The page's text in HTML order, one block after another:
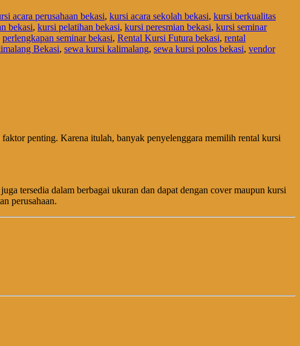
acara perusahaan bekasi, kursi acara sekolah bekasi, kursi berkualitas
bekasi, kursi pelatihan bekasi, kursi peresmian bekasi, kursi seminar
perlengkapan seminar bekasi, Rental Kursi Futura bekasi, rental
Bekasi, sewa kursi kalimalang, sewa kursi polos bekasi, vendor
penting. Karena itulah, banyak penyelenggara memilih rental kursi
tersedia dalam berbagai ukuran dan dapat dengan cover maupun kursi
perusahaan.